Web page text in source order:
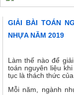
GIẢI BÀI TOÁN
NHỰA NĂM 2019
Làm thế nào để
toán nguyên liệu
tục là thách thức
Mỗi năm, ngành